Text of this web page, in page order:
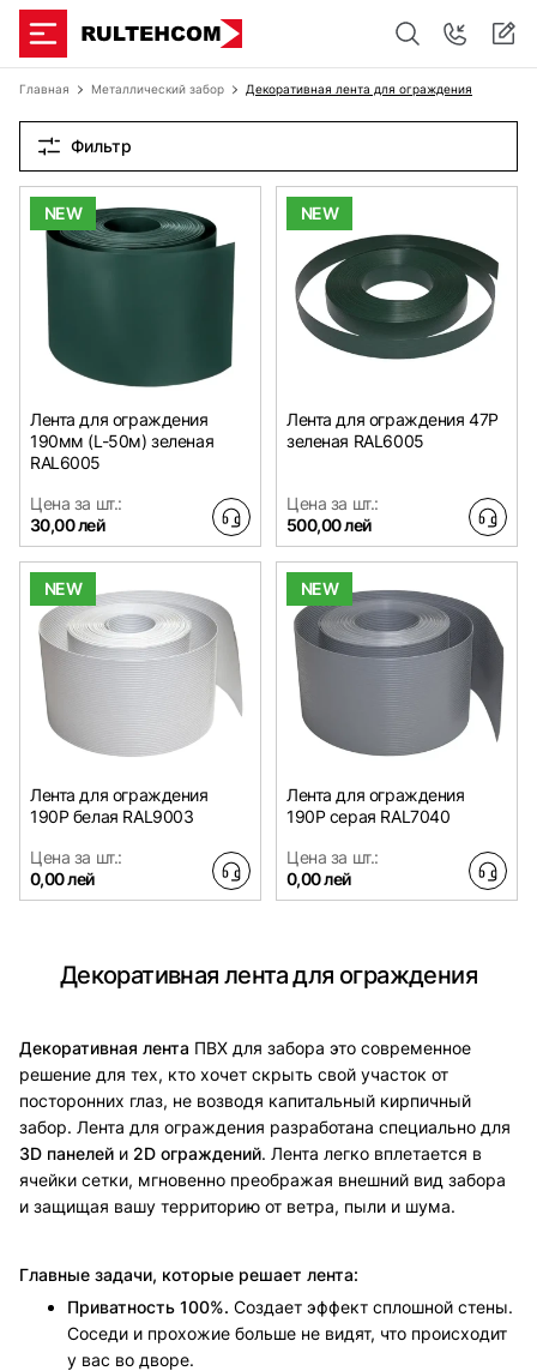
Главная Металлический забор Декоративная лента для ограждения
Фильтр
NEW
Лента для ограждения
190мм (L-50м) зеленая
RAL6005
Цена за шт.:
30,00 лей
NEW
Лента для ограждения 47Р
зеленая RAL6005
Цена за шт.:
500,00 лей
NEW
Лента для ограждения
190Р белая RAL9003
Цена за шт.:
0,00 лей
NEW
Лента для ограждения
190Р серая RAL7040
Цена за шт.:
0,00 лей
Декоративная лента для ограждения
Декоративная лента ПВХ для забора это современное
решение для тех, кто хочет скрыть свой участок от
посторонних глаз, не возводя капитальный кирпичный
забор. Лента для ограждения разработана специально для
3D панелей и 2D ограждений. Лента легко вплетается в
ячейки сетки, мгновенно преображая внешний вид забора
и защищая вашу территорию от ветра, пыли и шума.
Главные задачи, которые решает лента:
Приватность 100%. Создает эффект сплошной стены.
Соседи и прохожие больше не видят, что происходит
у вас во дворе.